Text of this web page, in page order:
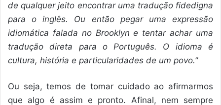
de qualquer jeito encontrar uma tradução fidedigna
para o inglês. Ou então pegar uma expressão
idiomática falada no Brooklyn e tentar achar uma
tradução direta para o Português. O idioma é
cultura, história e particularidades de um povo.”
Ou seja, temos de tomar cuidado ao afirmarmos
que algo é assim e pronto. Afinal, nem sempre